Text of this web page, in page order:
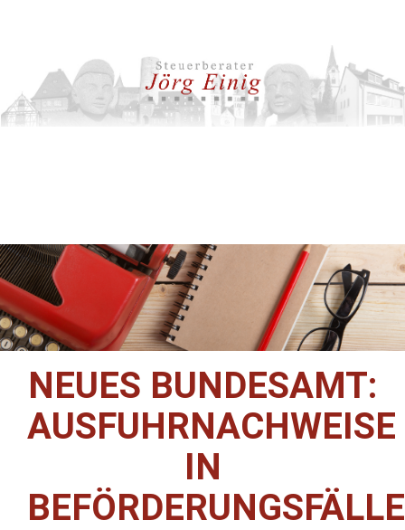
NEUES BUNDESAMT:
AUSFUHRNACHWEISE
IN